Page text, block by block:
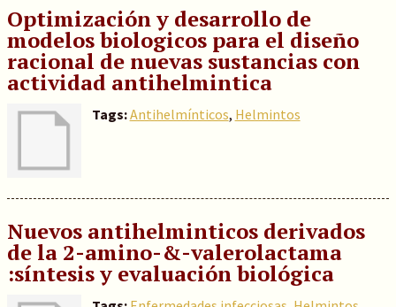
Optimización y desarrollo de
modelos biologicos para el diseño
racional de nuevas sustancias con
actividadantihelmintica
Tags:Antihelmínticos, Helmintos
Nuevos antihelminticos derivados
de la 2-amino-&-valerolactama
:síntesis y evaluación biológica